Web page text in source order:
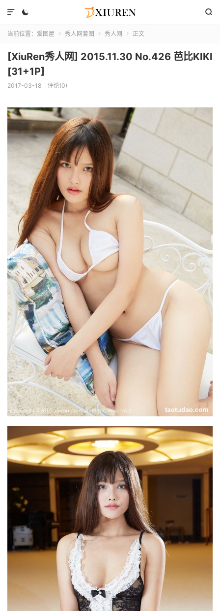
 

当前位置： 爱图屋  秀人网套图  秀人网  正文
[XiuRen秀人网] 2015.11.30 No.426 芭比KIKI
[31+1P]
2017-03-18 评论(0)